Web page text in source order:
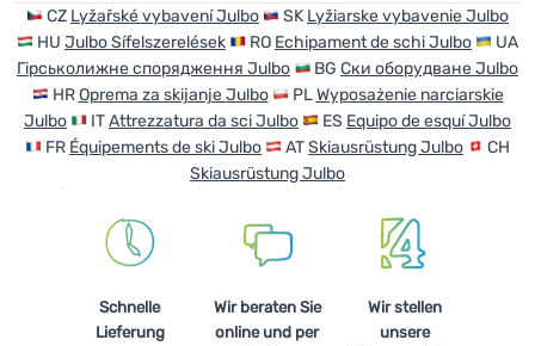
Anmelden /
Registrieren
CZ Lyžařské vybavení Julbo SK Lyžiarske vybavenie Julbo
HU Julbo Sífelszerelések RO Echipament de schi Julbo
UA
Гірськолижне спорядження Julbo
BG Ски оборудване Julbo
HROprema za skijanje Julbo PLWyposażenie narciarskie
Julbo
ITAttrezzatura da sci Julbo ES Equipo de esquí Julbo
FR Équipements de ski Julbo ATSkiausrüstung Julbo
CH
Skiausrüstung Julbo
Schnelle
Lieferung
Wir beraten Sie
online und per
Wir stellen
unsere